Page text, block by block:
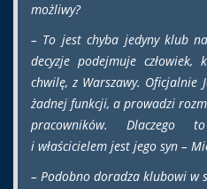
możliwy?
– To jest chyba jedyny klub
decyzje podejmuje
chwilę, z Warszawy. Oficjalnie
żadnej funkcji, a prowadzi
pracowników. Dlaczego
i właścicielem jest jego syn –
– Podobno doradza klubowi w